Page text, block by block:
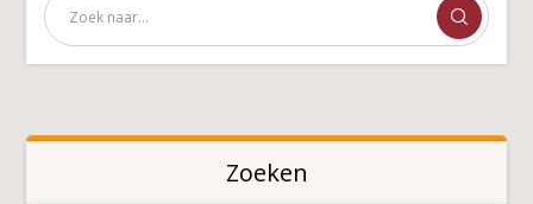
Zoeken